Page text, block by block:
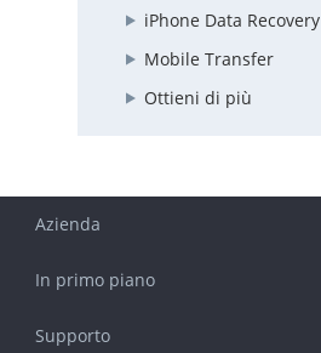
iPhone Data Recovery
Mobile Transfer
Ottieni di più
Azienda
In primo piano
Supporto